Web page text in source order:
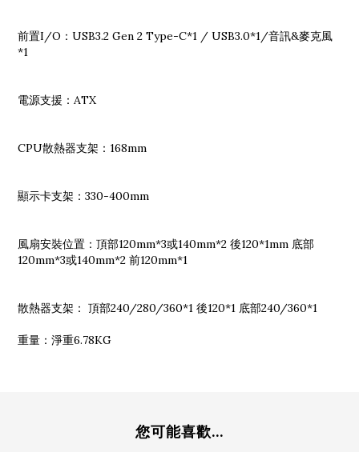
前置I/O：USB3.2 Gen 2 Type-C*1 / USB3.0*1/音訊&麥克風
*1
電源支援：ATX
CPU散熱器支架：168mm
顯示卡支架：330-400mm
風扇安裝位置：頂部120mm*3或140mm*2 後120*1mm 底部
120mm*3或140mm*2 前120mm*1
散熱器支架： 頂部240/280/360*1 後120*1 底部240/360*1
重量：淨重6.78KG
您可能喜歡...